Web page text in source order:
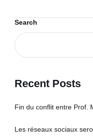
Search
Recent Posts
Fin du conflit entre Prof.
Les réseaux sociaux